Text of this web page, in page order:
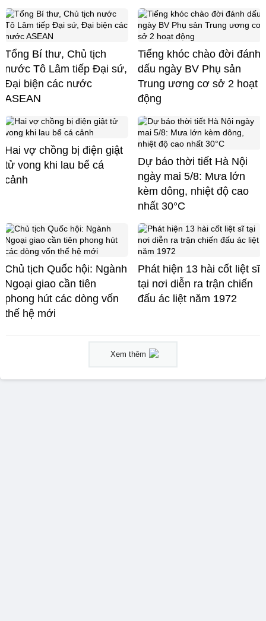
Tổng Bí thư, Chủ tịch
nước Tô Lâm tiếp Đại sứ,
Đại biện các nước
ASEAN
Tiếng khóc chào đời đánh
dấu ngày BV Phụ sản
Trung ương cơ sở 2 hoạt
động
Hai vợ chồng bị điện giật
tử vong khi lau bể cá
cảnh
Dự báo thời tiết Hà Nội
ngày mai 5/8: Mưa lớn
kèm dông, nhiệt độ cao
nhất 30°C
Chủ tịch Quốc hội: Ngành
Ngoại giao cần tiên
phong hút các dòng vốn
thế hệ mới
Phát hiện 13 hài cốt liệt sĩ
tại nơi diễn ra trận chiến
đấu ác liệt năm 1972
Xem thêm